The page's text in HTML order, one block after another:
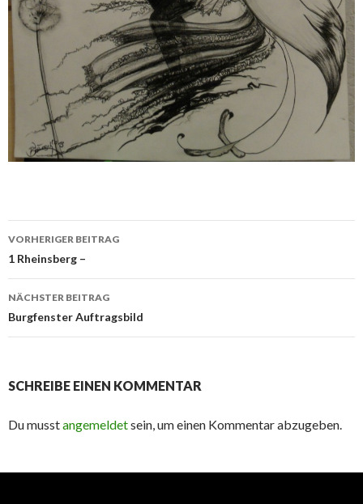
Beitrags-
Navigation
VORHERIGER BEITRAG
1 Rheinsberg –
NÄCHSTER BEITRAG
Burgfenster Auftragsbild
SCHREIBE EINEN KOMMENTAR
Du musstangemeldetsein, um einen Kommentar abzugeben.